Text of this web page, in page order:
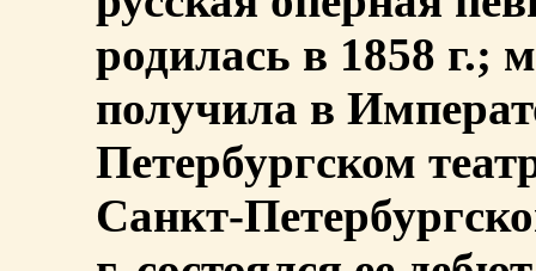
родилась в 1858 г.;
получила в
Петербургском
Санкт-